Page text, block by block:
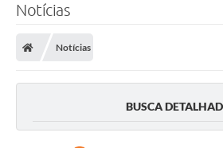
Notícias
Notícias
BUSCA